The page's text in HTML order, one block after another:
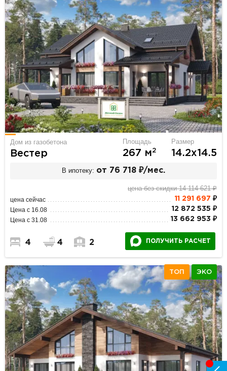
Дом из газобетона
Вестер
Площадь
267 м2
Размер
14.2х14.5
В ипотеку: от 76 718 ₽/мес.
цена без скидки 14 114 621 ₽
цена сейчас 11 291 697 ₽
Цена с 16.08 12 872 535 ₽
Цена с 31.08 13 662 953 ₽
4 4 2 ПОЛУЧИТЬ РАСЧЕТ
ТОП ЭКО